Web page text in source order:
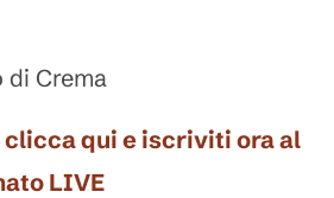
di Crema
clicca qui e iscriviti ora al
LIVE